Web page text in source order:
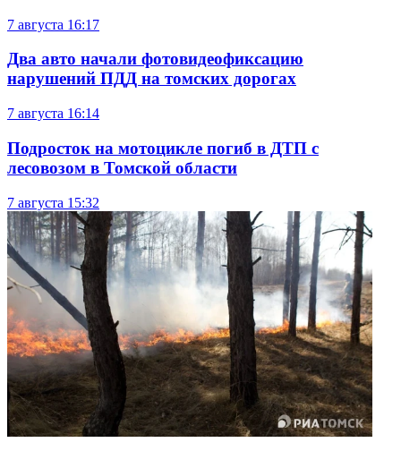
7 августа 16:17
Два авто начали фотовидеофиксацию
нарушений ПДД на томских дорогах
7 августа 16:14
Подросток на мотоцикле погиб в ДТП с
лесовозом в Томской области
7 августа 15:32